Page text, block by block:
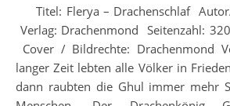
Titel: Flerya – Drachenschlaf Autor/in: Emily Thomsen
Verlag: Drachenmond Seitenzahl:
Cover / Bildrechte:
langer Zeit lebten alle Völker in
dann raubten die Ghul immer mehr